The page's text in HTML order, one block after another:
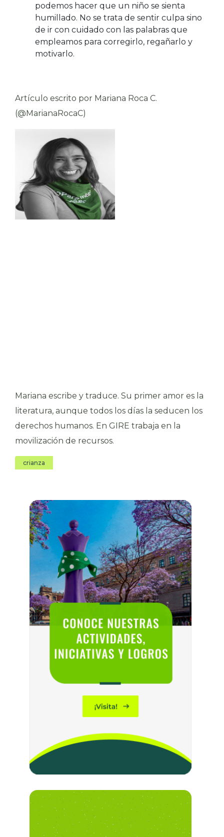
podemos hacer que un niño se sienta
humillado. No se trata de sentir culpa sino
de ir con cuidado con las palabras que
empleamos para corregirlo, regañarlo y
motivarlo.
Artículo escrito por Mariana Roca C.
(@MarianaRocaC)
Mariana escribe y traduce. Su primer amor es la
literatura, aunque todos los días la seducen los
derechos humanos. En GIRE trabaja en la
movilización de recursos.
crianza